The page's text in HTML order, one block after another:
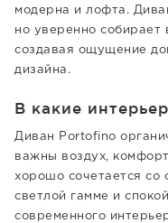
модерна и лофта.
но уверенно собирает
создавая ощущение
дизайна.
В какие
Диван Portofino
важны воздух,
хорошо сочетается со
светлой гамме и
современного